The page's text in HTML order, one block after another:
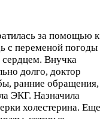
за помощью к
с переменой погоды
сердцем. Внучка
долго, доктор
ранние обращения,
ЭКГ. Назначила
холестерина. Еще